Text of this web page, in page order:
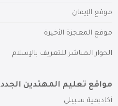
موقع الإيمان
موقع المعجزة الأخيرة
الحوار المباشر للتعريف بالإسلام
مواقع تعليم المهتدين الجدد
أكاديمية سبيلي